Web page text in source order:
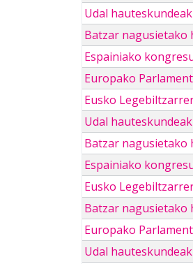
Udal hauteskundeak
Batzar nagusietako
Espainiako
Europako
Eusko
Udal
Batzar nagusietako
Espainiako
Eusko
Batzar nagusietako
Europako
Udal